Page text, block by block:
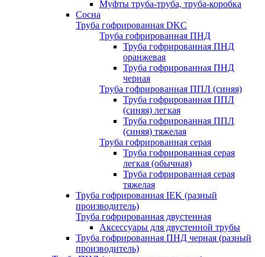
Муфты труба-труба, труба-коробка
Сосна
Труба гофрированная DKC
Труба гофрированная ПНД
Труба гофрированная ПНД
оранжевая
Труба гофрированная ПНД
черная
Труба гофрированная ППЛ (синяя)
Труба гофрированная ППЛ
(синяя) легкая
Труба гофрированная ППЛ
(синяя) тяжелая
Труба гофрированная серая
Труба гофрированная серая
легкая (обычная)
Труба гофрированная серая
тяжелая
Труба гофрированная IEK (разный
производитель)
Труба гофрированная двустенная
Аксессуары для двустенной трубы
Труба гофрированная ПНД черная (разный
производитель)